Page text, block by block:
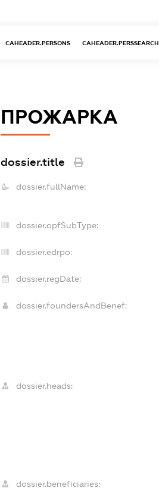
CAHEADER.PERSONS CAHEADER.PERSSEARCH
ПРОЖАРКА
dossier.title
dossier.fullName:
dossier.opfSubType:
dossier.edrpo:
dossier.regDate:
dossier.foundersAndBenef:
dossier.heads:
dossier.beneficiaries: